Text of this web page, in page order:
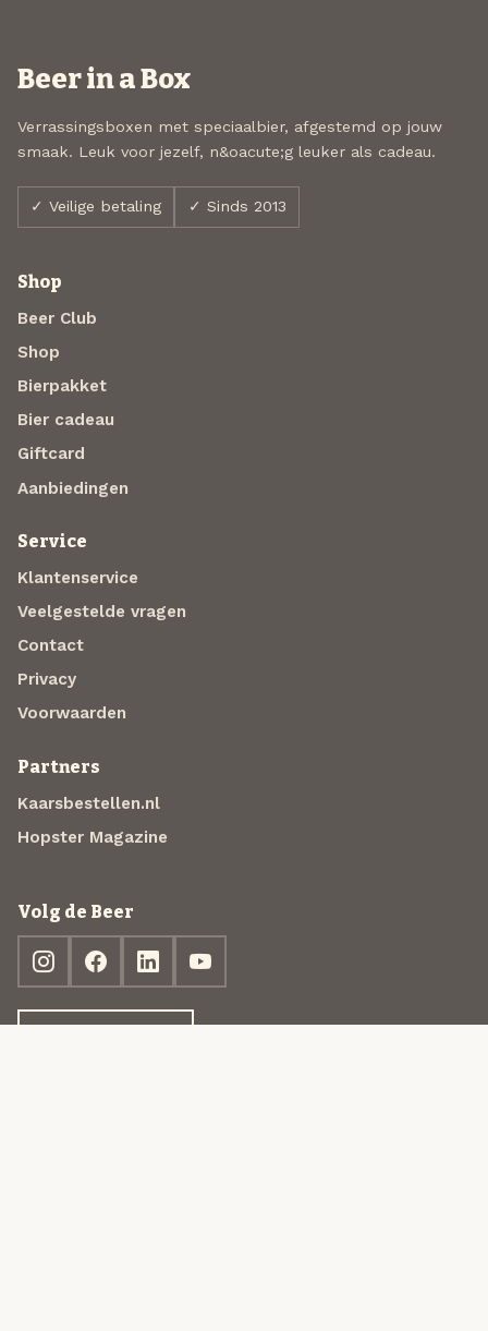
Beer in a Box
Verrassingsboxen met speciaalbier, afgestemd op jouw
smaak. Leuk voor jezelf, n&oacute;g leuker als cadeau.
✓ Veilige betaling ✓ Sinds 2013
Shop
Beer Club
Shop
Bierpakket
Bier cadeau
Giftcard
Aanbiedingen
Service
Klantenservice
Veelgestelde vragen
Contact
Privacy
Voorwaarden
Partners
Kaarsbestellen.nl
Hopster Magazine
Volg de Beer